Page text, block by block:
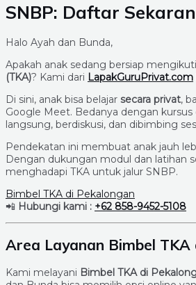
SNBP: Daftar
Halo Ayah dan Bunda,
Apakah anak sedang bersiap mengikuti
(TKA)? Kami dari LapakGuruPrivat.com
Di sini, anak bisa belajar secara privat,
Google Meet. Bedanya dengan
langsung, berdiskusi, dan dibimbing
Pendekatan ini membuat anak jauh
Dengan dukungan modul dan latihan
menghadapi TKA untuk jalur SNBP.
Bimbel TKA di Pekalongan
📲 Hubungi kami : +62 858-9452-5108
Area Layanan Bimbel TKA
Kami melayani Bimbel TKA di